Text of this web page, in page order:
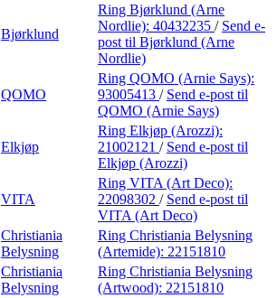
Bjørklund
Ring Bjørklund (Arne
Nordlie): 40432235 / Send e-
post til Bjørklund (Arne
Nordlie)
QOMO
Ring QOMO (Arnie Says):
93005413 / Send e-post til
QOMO (Arnie Says)
Elkjøp
Ring Elkjøp (Arozzi):
21002121 / Send e-post til
Elkjøp (Arozzi)
VITA
Ring VITA (Art Deco):
22098302 / Send e-post til
VITA (Art Deco)
Christiania
Belysning
Ring Christiania Belysning
(Artemide): 22151810
Christiania
Belysning
Ring Christiania Belysning
(Artwood): 22151810